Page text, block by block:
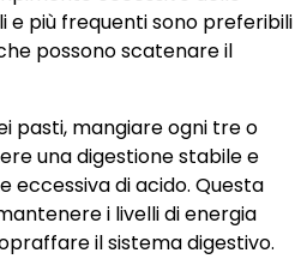
e più frequenti sono preferibili
possono scatenare il
pasti, mangiare ogni tre o
una digestione stabile e
eccessiva di acido. Questa
i livelli di energia
il sistema digestivo.